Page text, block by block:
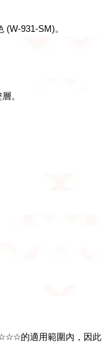
931-SM)。
。
的適用範圍內，因此